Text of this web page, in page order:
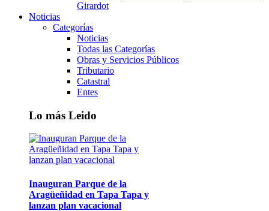
Girardot
Noticias
Categorías
Noticias
Todas las Categorías
Obras y Servicios Públicos
Tributario
Catastral
Entes
Lo más Leido
Inauguran Parque de la
Aragüeñidad en Tapa Tapa y
lanzan plan vacacional